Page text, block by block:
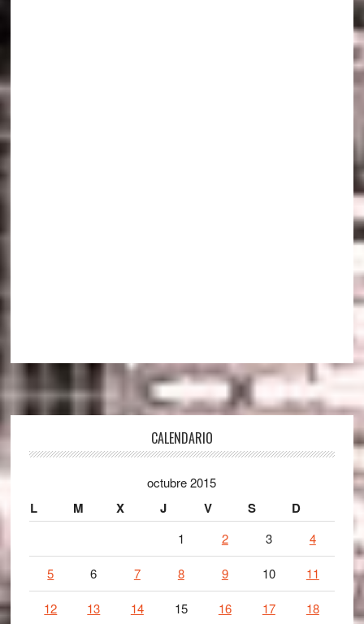
CALENDARIO
octubre 2015
L M X J V S D
1 2 3 4
5 6 7 8 9 10 11
12 13 14 15 16 17 18